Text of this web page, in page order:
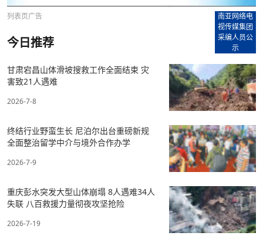
列表页广告
南亚网络电
视传媒集团
采编人员公
示
今日推荐
甘肃宕昌山体滑坡搜救工作全面结束 灾
害致21人遇难
2026-7-8
终结行业野蛮生长 尼泊尔出台重磅新规
全面整治留学中介与境外合作办学
2026-7-9
重庆彭水突发大型山体崩塌 8人遇难34人
失联 八百救援力量彻夜攻坚抢险
2026-7-19